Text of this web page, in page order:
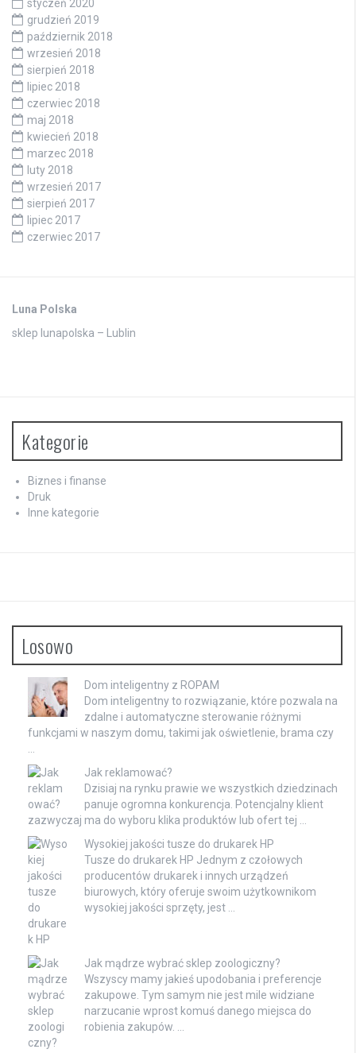
styczeń 2020
grudzień 2019
październik 2018
wrzesień 2018
sierpień 2018
lipiec 2018
czerwiec 2018
maj 2018
kwiecień 2018
marzec 2018
luty 2018
wrzesień 2017
sierpień 2017
lipiec 2017
czerwiec 2017
Luna Polska
sklep lunapolska – Lublin
Kategorie
Biznes i finanse
Druk
Inne kategorie
Losowo
Dom inteligentny z ROPAM
Dom inteligentny to rozwiązanie, które pozwala na
zdalne i automatyczne sterowanie różnymi
funkcjami w naszym domu, takimi jak oświetlenie, brama czy
Jak reklamować?
Dzisiaj na rynku prawie we wszystkich dziedzinach
panuje ogromna konkurencja. Potencjalny klient
zazwyczaj ma do wyboru klika produktów lub ofert tej …
Wysokiej jakości tusze do drukarek HP
Tusze do drukarek HP Jednym z czołowych
producentów drukarek i innych urządzeń
biurowych, który oferuje swoim użytkownikom
wysokiej jakości sprzęty, jest …
Jak mądrze wybrać sklep zoologiczny?
Wszyscy mamy jakieś upodobania i preferencje
zakupowe. Tym samym nie jest mile widziane
narzucanie wprost komuś danego miejsca do
robienia zakupów. …